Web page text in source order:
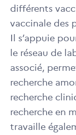
différents
vaccinale des
Il s’appuie
le réseau de
associé,
recherche
recherche
recherche en
travaille